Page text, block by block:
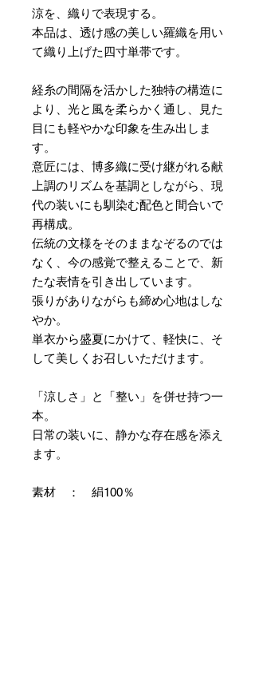
涼を、織りで表現する。
本品は、透け感の美しい羅織を用い
て織り上げた四寸単帯です。
経糸の間隔を活かした独特の構造に
より、光と風を柔らかく通し、見た
目にも軽やかな印象を生み出しま
す。
意匠には、博多織に受け継がれる献
上調のリズムを基調としながら、現
代の装いにも馴染む配色と間合いで
再構成。
伝統の文様をそのままなぞるのでは
なく、今の感覚で整えることで、新
たな表情を引き出しています。
張りがありながらも締め心地はしな
やか。
単衣から盛夏にかけて、軽快に、そ
して美しくお召しいただけます。
「涼しさ」と「整い」を併せ持つ一
本。
日常の装いに、静かな存在感を添え
ます。
素材 ： 絹100％